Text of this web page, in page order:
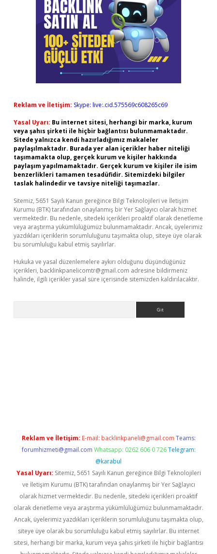
Reklam ve İletişim: Skype: live:.cid.575569c608265c69
Yasal Uyarı: Bu internet sitesi, herhangi bir marka, kurum
veya şahıs şirketi ile hiçbir bağlantısı bulunmamaktadır.
Sitede yalnızca kendi hazırladığımız makaleler
paylaşılmaktadır. Burada yer alan içerikler haber niteliği
taşımamakta olup, gerçek kurum ve kişiler hakkında
paylaşım yapılmamaktadır. Gerçek kurum ve kişiler ile isim
benzerlikleri tamamen tesadüfidir. Sitemizdeki bilgiler
taslak halindedir ve tavsiye niteliği taşımazlar.
Sitemiz, 5651 Sayılı Kanun gereğince Bilgi Teknolojileri ve İletişim
Kurumu (BTK) tarafından onaylanmış bir Yer Sağlayıcı olarak hizmet
vermektedir. Bu nedenle, sitedeki içerikleri proaktif olarak denetleme
veya araştırma yükümlülüğümüz bulunmamaktadır. Ancak, üyelerimiz
yazdıkları içeriklerin sorumluluğunu taşımakta olup, siteye üye olarak
bu sorumluluğu kabul etmiş sayılırlar.
Hukuka ve yasal düzenlemelere aykırı olduğunu düşündüğünüz
içerikleri, backlinkpanelicomtr@gmail.com adresine bildirmeniz
halinde, ilgili içerikler yasal süre içerisinde sitemizden kaldırılacaktır.
Reklam ve İletişim: E-mail: backlinkpaneli@gmail.com Teams:
forumhizmeti@gmail.com Whatsapp: 0262 606 0 726 Telegram:
@karabul
Yasal Uyarı: Sitemiz, 5651 Sayılı Kanun gereğince Bilgi Teknolojileri
ve İletişim Kurumu (BTK) tarafından onaylanmış bir Yer Sağlayıcı
olarak hizmet vermektedir. Bu nedenle, sitedeki içerikleri proaktif
olarak denetleme veya araştırma yükümlülüğümüz bulunmamaktadır.
Ancak, üyelerimiz yazdıkları içeriklerin sorumluluğunu taşımakta olup,
siteye üye olarak bu sorumluluğu kabul etmiş sayılırlar. Bu internet
sitesi, herhangi bir marka, kurum veya şahıs şirketi ile hiçbir bağlantısı